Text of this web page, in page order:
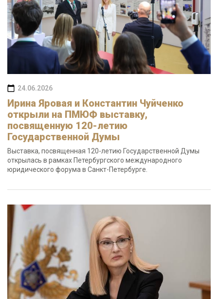
24.06.2026
Ирина Яровая и Константин Чуйченко
открыли на ПМЮФ выставку,
посвященную 120-летию
Государственной Думы
Выставка, посвященная 120-летию Государственной Думы
открылась в рамках Петербургского международного
юридического форума в Санкт-Петербурге.